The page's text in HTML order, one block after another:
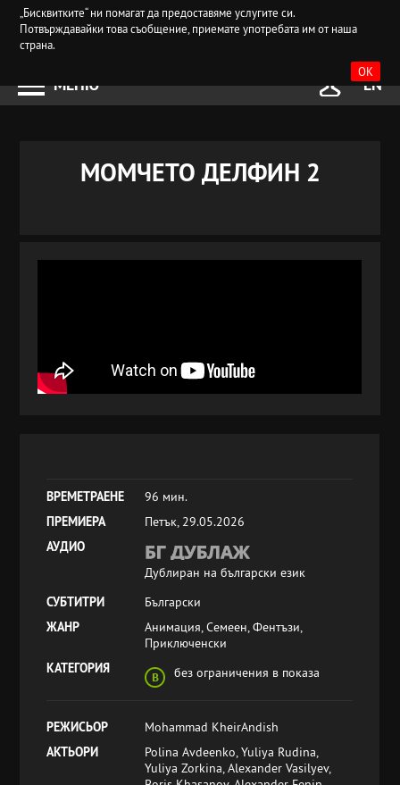
„Бисквитките“ ни помагат да предоставяме услугите си.
Потвърждавайки това съобщение, приемате употребата им от наша
страна.
OK
МЕНЮ EN
МОМЧЕТО ДЕЛФИН 2
ВРЕМЕТРАЕНЕ
96 мин.
ПРЕМИЕРА
Петък, 29.05.2026
АУДИО
Дублиран на български език
СУБТИТРИ
Български
ЖАНР
Анимация, Семеен, Фентъзи,
Приключенски
КАТЕГОРИЯ
без ограничения в показа
РЕЖИСЬОР
Mohammad KheirAndish
АКТЬОРИ
Polina Avdeenko, Yuliya Rudina,
Yuliya Zorkina, Alexander Vasilyev,